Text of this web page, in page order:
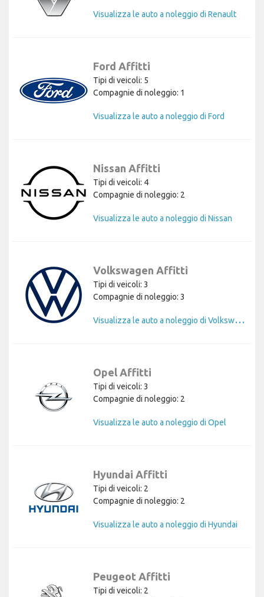
Visualizza le auto a noleggio di Renault
Ford Affitti
Tipi di veicoli: 5
Compagnie di noleggio: 1
Visualizza le auto a noleggio di Ford
Nissan Affitti
Tipi di veicoli: 4
Compagnie di noleggio: 2
Visualizza le auto a noleggio di Nissan
Volkswagen Affitti
Tipi di veicoli: 3
Compagnie di noleggio: 3
V
isualizza le auto a noleggio di Volkswagen
Opel Affitti
Tipi di veicoli: 3
Compagnie di noleggio: 2
Visualizza le auto a noleggio di Opel
Hyundai Affitti
Tipi di veicoli: 2
Compagnie di noleggio: 2
Visualizza le auto a noleggio di Hyundai
Peugeot Affitti
Tipi di veicoli: 2